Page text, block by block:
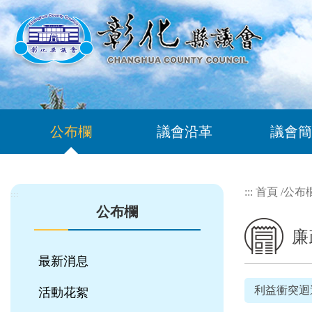
跳到主要內容區塊
公布欄 議會沿革 議會
:::
公布欄
最新消息
活動花絮
::: 首頁 /公布
利益衝突迴